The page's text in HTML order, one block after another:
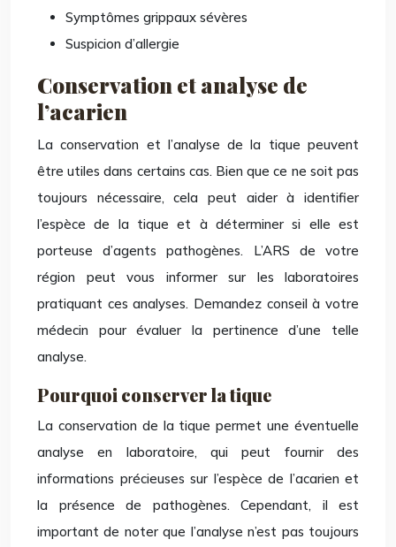
Symptômes grippaux sévères
Suspicion d’allergie
Conservation et analyse de
l’acarien
La conservation et l’analyse de la tique peuvent
être utiles dans certains cas. Bien que ce ne soit pas
toujours nécessaire, cela peut aider à identifier
l’espèce de la tique et à déterminer si elle est
porteuse d’agents pathogènes. L’ARS de votre
région peut vous informer sur les laboratoires
pratiquant ces analyses. Demandez conseil à votre
médecin pour évaluer la pertinence d’une telle
analyse.
Pourquoi conserver la tique
La conservation de la tique permet une éventuelle
analyse en laboratoire, qui peut fournir des
informations précieuses sur l’espèce de l’acarien et
la présence de pathogènes. Cependant, il est
important de noter que l’analyse n’est pas toujours